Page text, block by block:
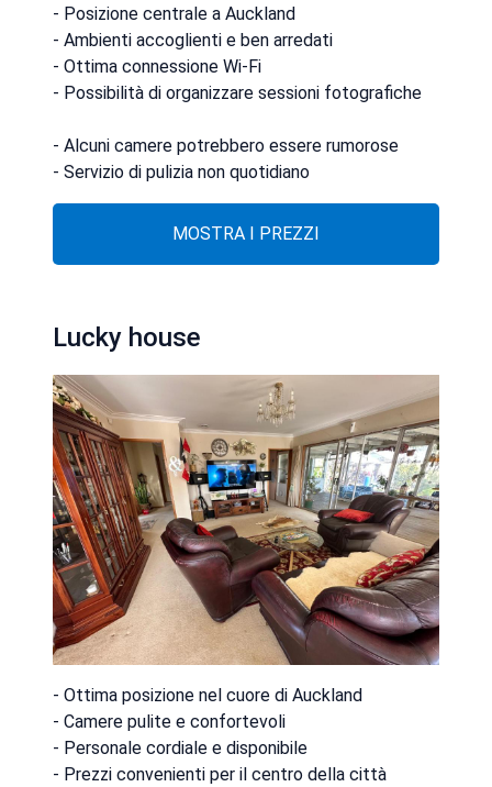
- Posizione centrale a Auckland
- Ambienti accoglienti e ben arredati
- Ottima connessione Wi-Fi
- Possibilità di organizzare sessioni fotografiche
- Alcuni camere potrebbero essere rumorose
- Servizio di pulizia non quotidiano
MOSTRA I PREZZI
Lucky house
- Ottima posizione nel cuore di Auckland
- Camere pulite e confortevoli
- Personale cordiale e disponibile
- Prezzi convenienti per il centro della città